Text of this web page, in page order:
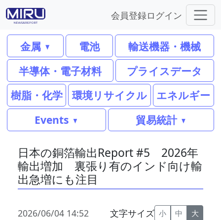
会員登録ログイン
金属 電池
輸送機器・機械
半導体・電子材料
プライスデータ
樹脂・化学
環境リサイクル
エネルギー
Events
貿易統計
日本の銅箔輸出Report #5 2026年
輸出増加 裏張り有のインド向け輸
出急増にも注目
2026/06/04 14:52 文字サイズ 小 中 大